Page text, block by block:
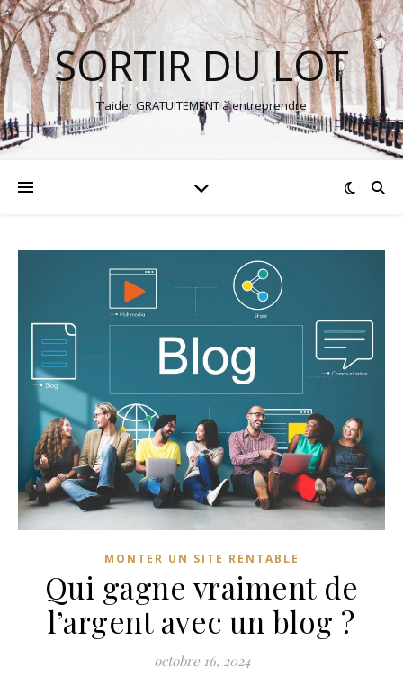
SORTIR DU LOT
T’aider GRATUITEMENT à entreprendre
MONTER UN SITE RENTABLE
Qui gagne vraiment de
l’argent avec un blog ?
octobre 16, 2024